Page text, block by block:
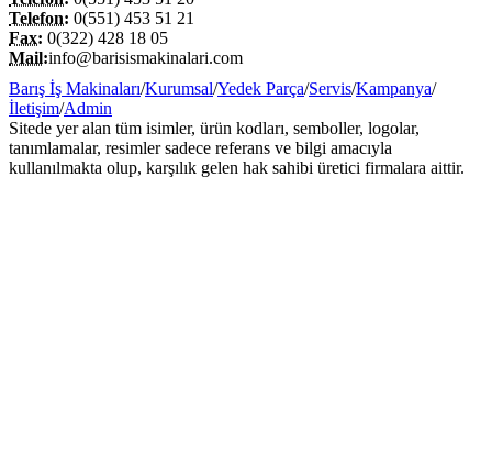
Telefon: 0(551) 453 51 21
Fax: 0(322) 428 18 05
Mail:info@barisismakinalari.com
Barış İş Makinaları/Kurumsal/Yedek Parça/Servis/Kampanya/
İletişim/Admin
Sitede yer alan tüm isimler, ürün kodları, semboller, logolar,
tanımlamalar, resimler sadece referans ve bilgi amacıyla
kullanılmakta olup, karşılık gelen hak sahibi üretici firmalara aittir.